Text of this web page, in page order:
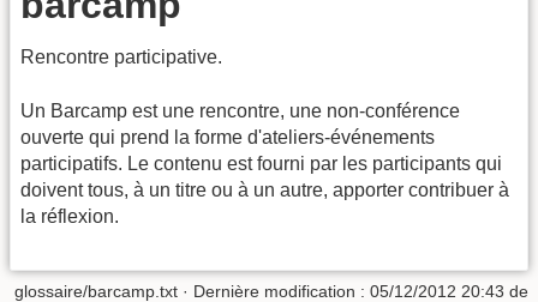
Rencontre participative.
Un Barcamp est une rencontre, une non-conférence
ouverte qui prend la forme d'ateliers-événements
participatifs. Le contenu est fourni par les participants qui
doivent tous, à un titre ou à un autre, apporter contribuer à
la réflexion.
glossaire/barcamp.txt · Dernière modification : 05/12/2012 20:43 de